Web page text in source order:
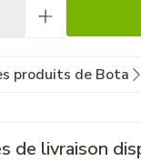
produits de Bota
de livraison